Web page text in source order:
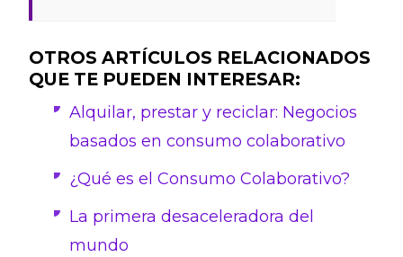
OTROS ARTÍCULOS RELACIONADOS
QUE TE PUEDEN INTERESAR:
Alquilar, prestar y reciclar: Negocios
basados en consumo colaborativo
¿Qué es el Consumo Colaborativo?
La primera desaceleradora del
mundo